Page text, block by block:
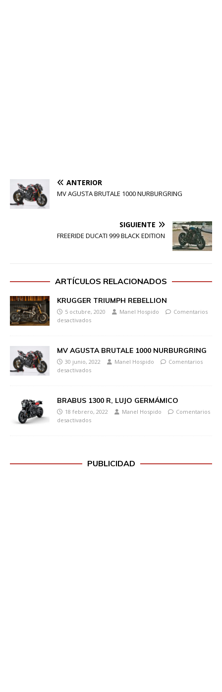
ANTERIOR
MV AGUSTA BRUTALE 1000 NURBURGRING
SIGUIENTE
FREERIDE DUCATI 999 BLACK EDITION
ARTÍCULOS RELACIONADOS
KRUGGER TRIUMPH REBELLION
5 octubre, 2020 Manel Hospido
Comentarios
desactivados
MV AGUSTA BRUTALE 1000 NURBURGRING
30 junio, 2022 Manel Hospido
Comentarios
desactivados
BRABUS 1300 R, LUJO GERMÁMICO
18 febrero, 2022 Manel Hospido
Comentarios
desactivados
PUBLICIDAD